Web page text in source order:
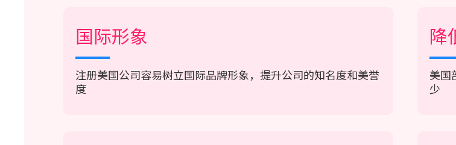
国际形象
注册美国公司容易树立国际品牌形象，提升公司的知名度和美誉
度
降
美国
少